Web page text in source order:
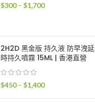
$300 – $1,700價
圍：
$300
到
2H2D 黑金版 持久液 防早洩延
時持久噴霧 15ML | 香港直營
$450 – $1,400價